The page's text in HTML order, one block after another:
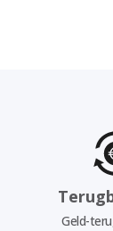
Geld-